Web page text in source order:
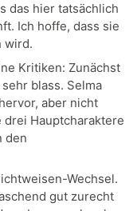
das hier tatsächlich
Ich hoffe, dass sie
wird.
Kritiken: Zunächst
blass. Selma
aber nicht
Hauptcharaktere
den
Wechsel.
gut zurecht